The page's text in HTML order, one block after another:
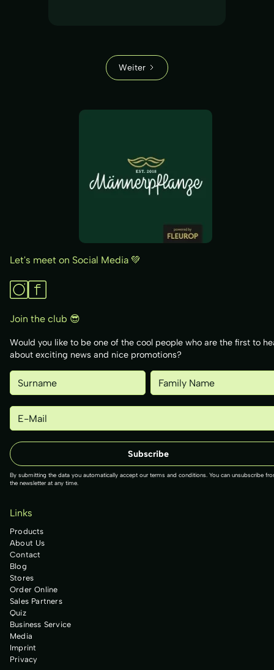
Weiter
Let's meet on Social Media 💚
Join the club 😎
Would you like to be one of the cool people who are the first to
about exciting news and nice promotions?
By submitting the data you automatically accept our terms and conditions. You can unsubscribe
the newsletter at any time.
Links
Products
About Us
Contact
Blog
Stores
Order Online
Sales Partners
Quiz
Business Service
Media
Imprint
Privacy